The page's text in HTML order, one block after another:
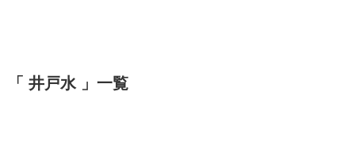
「 井戸水 」一覧